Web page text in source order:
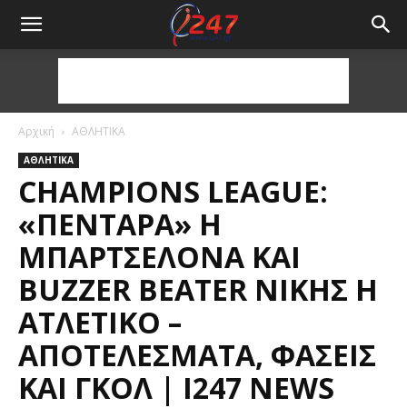
Αρχική ΑΘΛΗΤΙΚΑ
ΑΘΛΗΤΙΚΑ
CHAMPIONS LEAGUE:
«ΠΕΝΤΆΡΑ» Η
ΜΠΑΡΤΣΕΛΌΝΑ ΚΑΙ
BUZZER BEATER ΝΊΚΗΣ Η
ΑΤΛΈΤΙΚΟ –
ΑΠΟΤΕΛΈΣΜΑΤΑ, ΦΆΣΕΙΣ
ΚΑΙ ΓΚΟΛ | I247 NEWS